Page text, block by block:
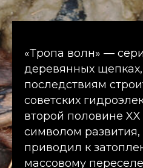
«Тропа волн» —
деревянных
последствиям
советских
второй половине
символом развития,
приводил к
массовому